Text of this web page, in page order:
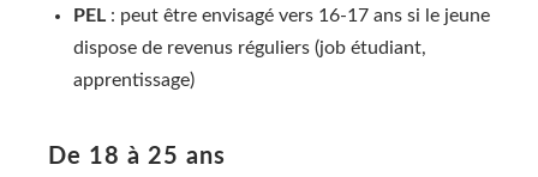
PEL : peut être envisagé vers 16-17 ans si le jeune
dispose de revenus réguliers (job étudiant,
apprentissage)
De 18 à 25 ans